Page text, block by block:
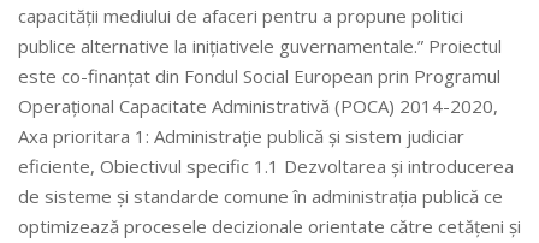
capacității mediului de afaceri pentru a propune politici
publice alternative la inițiativele guvernamentale.” Proiectul
este co-finanțat din Fondul Social European prin Programul
Operațional Capacitate Administrativă (POCA) 2014-2020,
Axa prioritara 1: Administrație publică și sistem judiciar
eficiente, Obiectivul specific 1.1 Dezvoltarea și introducerea
de sisteme și standarde comune în administrația publică ce
optimizează procesele decizionale orientate către cetățeni și